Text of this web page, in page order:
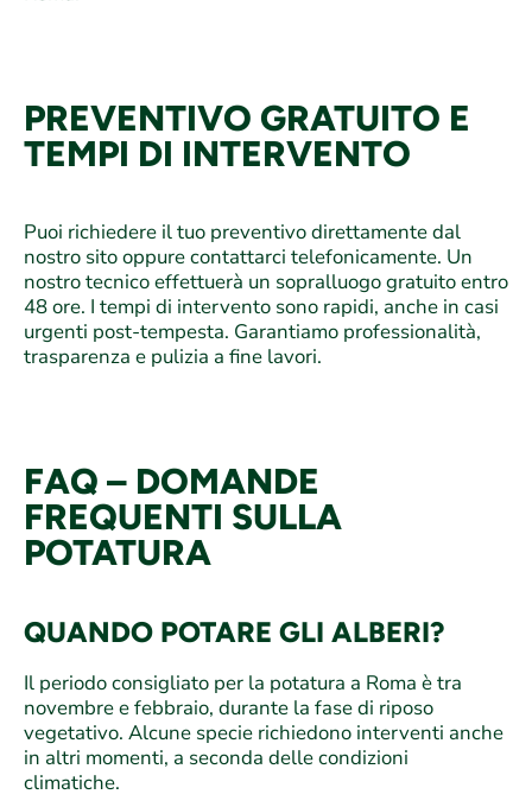
PREVENTIVO GRATUITO E
TEMPI DI INTERVENTO
Puoi richiedere il tuo preventivo direttamente dal
nostro sito oppure contattarci telefonicamente. Un
nostro tecnico effettuerà un sopralluogo gratuito entro
48 ore. I tempi di intervento sono rapidi, anche in casi
urgenti post-tempesta. Garantiamo professionalità,
trasparenza e pulizia a fine lavori.
FAQ – DOMANDE
FREQUENTI SULLA
POTATURA
QUANDO POTARE GLI ALBERI?
Il periodo consigliato per la potatura a Roma è tra
novembre e febbraio, durante la fase di riposo
vegetativo. Alcune specie richiedono interventi anche
in altri momenti, a seconda delle condizioni
climatiche.